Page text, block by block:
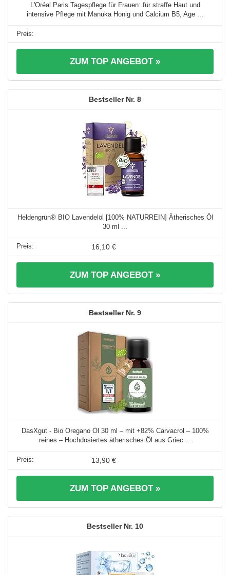
L'Oréal Paris Tagespflege für Frauen: für straffe Haut und
intensive Pflege mit Manuka Honig und Calcium B5, Age ...
ZUM TOP ANGEBOT »
8
Heldengrün® BIO Lavendelöl [100% NATURREIN] Ätherisches Öl
30 ml ...
16,10 €
ZUM TOP ANGEBOT »
9
DasXgut - Bio Oregano Öl 30 ml – mit +82% Carvacrol – 100%
reines – Hochdosiertes ätherisches Öl aus Griec ...
13,90 €
ZUM TOP ANGEBOT »
10